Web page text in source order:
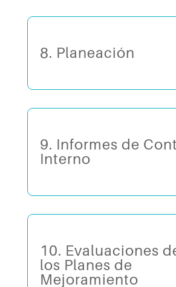
8. Planeación
9. Informes de
Interno
10. Evaluaciones
los Planes de
Mejoramiento